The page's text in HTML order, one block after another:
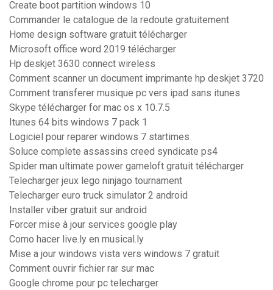
Create boot partition windows 10
Commander le catalogue de la redoute gratuitement
Home design software gratuit télécharger
Microsoft office word 2019 télécharger
Hp deskjet 3630 connect wireless
Comment scanner un document imprimante hp deskjet 3720
Comment transferer musique pc vers ipad sans itunes
Skype télécharger for mac os x 10.7.5
Itunes 64 bits windows 7 pack 1
Logiciel pour reparer windows 7 startimes
Soluce complete assassins creed syndicate ps4
Spider man ultimate power gameloft gratuit télécharger
Telecharger jeux lego ninjago tournament
Telecharger euro truck simulator 2 android
Installer viber gratuit sur android
Forcer mise à jour services google play
Como hacer live.ly en musical.ly
Mise a jour windows vista vers windows 7 gratuit
Comment ouvrir fichier rar sur mac
Google chrome pour pc telecharger